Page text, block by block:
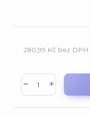
280,99 Kč bez DPH